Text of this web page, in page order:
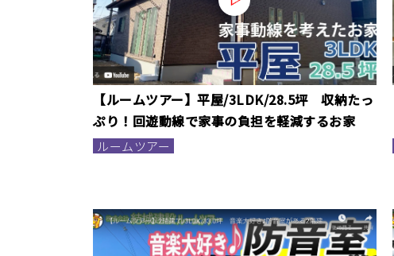
【ルームツアー】平屋/3LDK/28.5坪 収納たっ
ぷり！回遊動線で家事の負担を軽減するお家
ルームツアー